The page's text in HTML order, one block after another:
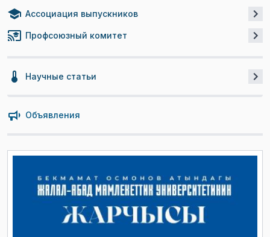
Ассоциация выпускников
Профсоюзный комитет
Научные статьи
Объявления